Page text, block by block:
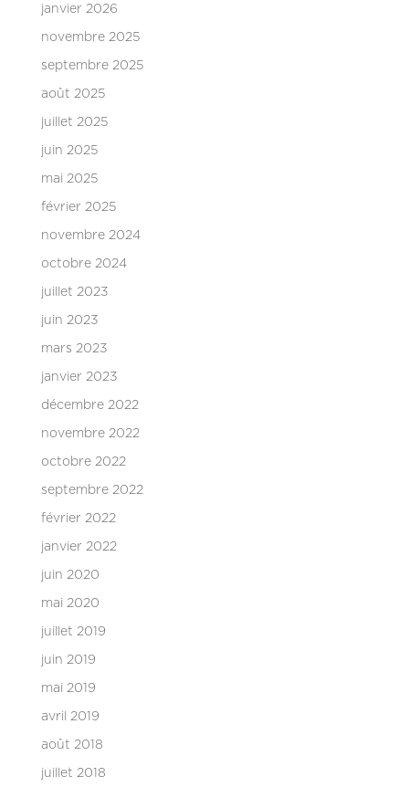
janvier 2026
novembre 2025
septembre 2025
août 2025
juillet 2025
juin 2025
mai 2025
février 2025
novembre 2024
octobre 2024
juillet 2023
juin 2023
mars 2023
janvier 2023
décembre 2022
novembre 2022
octobre 2022
septembre 2022
février 2022
janvier 2022
juin 2020
mai 2020
juillet 2019
juin 2019
mai 2019
avril 2019
août 2018
juillet 2018